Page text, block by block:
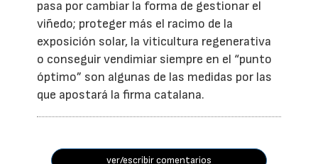
pasa por cambiar la forma de gestionar el
viñedo; proteger más el racimo de la
exposición solar, la viticultura regenerativa
o conseguir vendimiar siempre en el “punto
óptimo” son algunas de las medidas por las
que apostará la firma catalana.
ver/escribir comentarios